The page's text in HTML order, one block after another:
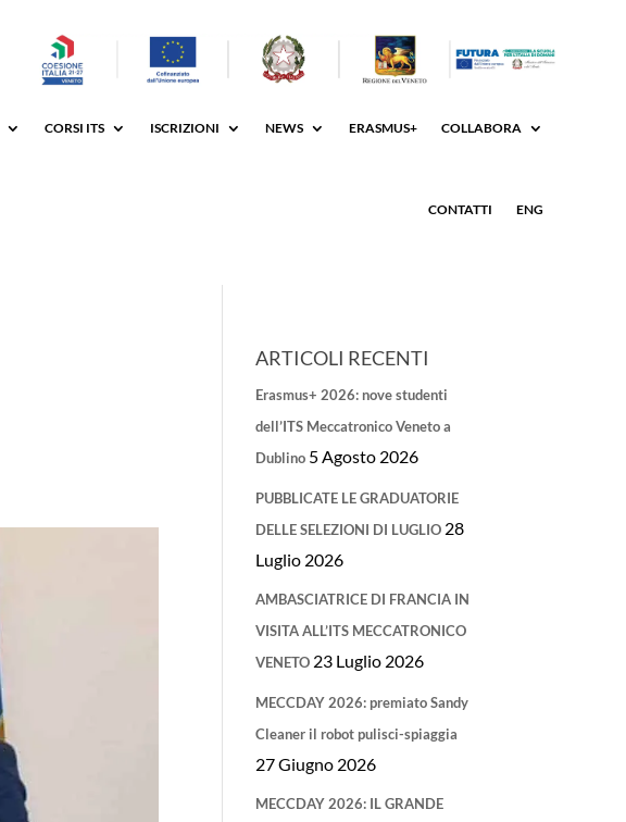
CORSI ITS ISCRIZIONI NEWS ERASMUS+ COLLABORA
CONTATTI ENG
ARTICOLI RECENTI
Erasmus+ 2026: nove studenti
dell’ITS Meccatronico Veneto a
Dublino 5 Agosto 2026
PUBBLICATE LE GRADUATORIE
DELLE SELEZIONI DI LUGLIO 28
Luglio 2026
AMBASCIATRICE DI FRANCIA IN
VISITA ALL’ITS MECCATRONICO
VENETO 23 Luglio 2026
MECCDAY 2026: premiato Sandy
Cleaner il robot pulisci-spiaggia
27 Giugno 2026
MECCDAY 2026: IL GRANDE